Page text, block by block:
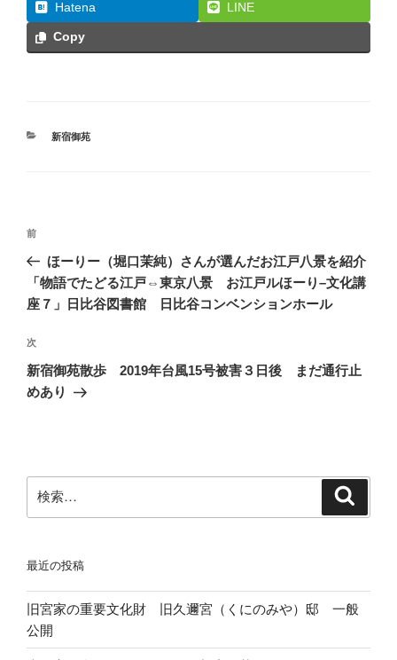
Hatena LINE
Copy
カ
新宿御苑
投
ナ
ビ
ー
シ
ョ
前
の
投
稿
前
ほーりー（堀口茉純）さんが選んだお江戸八景を紹介
「物語でたどる江戸⇔東京八景 お江戸ルほーり–文化講
座７」日比谷図書館 日比谷コンベンションホール
次
の
投
次
新宿御苑散歩 2019年台風15号被害３日後 まだ通行止
めあり
索:
最近の投稿
旧宮家の重要文化財 旧久邇宮（くにのみや）邸 一般
公開